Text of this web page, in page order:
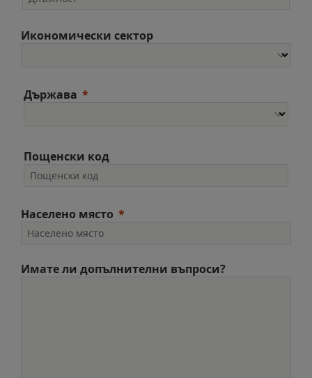
Икономически сектор
Държава
Пощенски код
Населено място
Имате ли допълнителни въпроси?